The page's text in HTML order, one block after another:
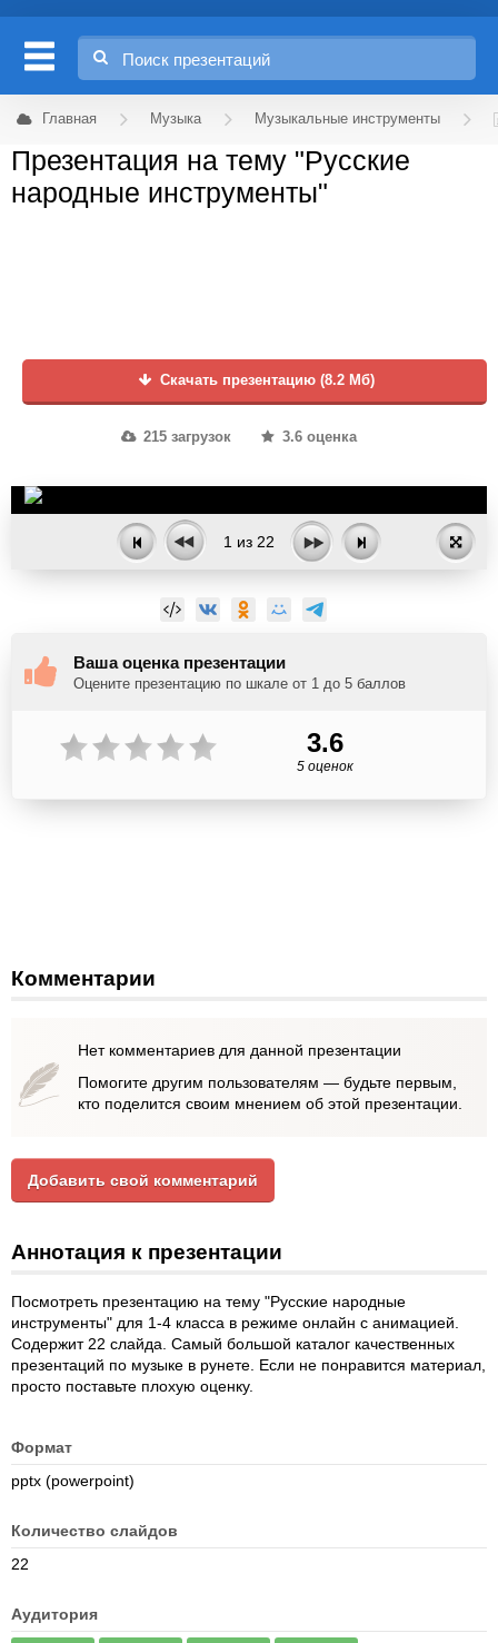
Главная Музыка Музыкальные инструменты
Презентация на тему "Русские
народные инструменты"
Скачать презентацию (8.2 Мб)
215 загрузок 3.6 оценка
1 из 22
Ваша оценка презентации
Оцените презентацию по шкале от 1 до 5 баллов
3.6
5 оценок
Комментарии
Нет комментариев для данной презентации
Помогите другим пользователям — будьте первым,
кто поделится своим мнением об этой презентации.
Добавить свой комментарий
Аннотация к презентации
Посмотреть презентацию на тему "Русские народные
инструменты" для 1-4 класса в режиме онлайн с анимацией.
Содержит 22 слайда. Самый большой каталог качественных
презентаций по музыке в рунете. Если не понравится материал,
просто поставьте плохую оценку.
Формат
pptx (powerpoint)
Количество слайдов
22
Аудитория